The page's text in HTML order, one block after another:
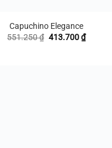
Capuchino Elegance
551.250₫ Giá
413.700₫Giá